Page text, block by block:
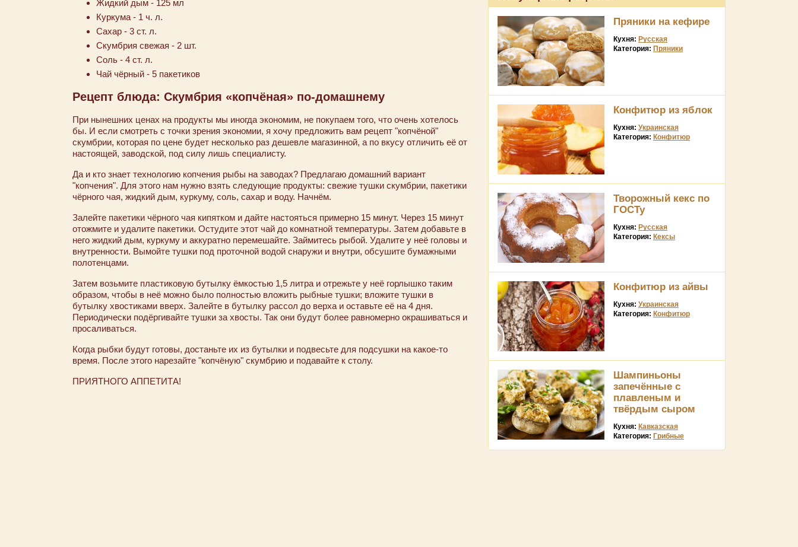
Жидкий дым - 125 мл
Куркума - 1 ч. л.
Сахар - 3 ст. л.
Скумбрия свежая - 2 шт.
Соль - 4 ст. л.
Чай чёрный - 5 пакетиков
Рецепт блюда: Скумбрия «копчёная» по-домашнему
При нынешних ценах на продукты мы иногда экономим, не покупаем того, что очень хотелось
бы. И если смотреть с точки зрения экономии, я хочу предложить вам рецепт "копчёной"
скумбрии, которая по цене будет несколько раз дешевле магазинной, а по вкусу отличить её от
настоящей, заводской, под силу лишь специалисту.
Да и кто знает технологию копчения рыбы на заводах? Предлагаю домашний вариант
"копчения". Для этого нам нужно взять следующие продукты: свежие тушки скумбрии, пакетики
чёрного чая, жидкий дым, куркуму, соль, сахар и воду. Начнём.
Залейте пакетики чёрного чая кипятком и дайте настояться примерно 15 минут. Через 15 минут
отожмите и удалите пакетики. Остудите этот чай до комнатной температуры. Затем добавьте в
него жидкий дым, куркуму и аккуратно перемешайте. Займитесь рыбой. Удалите у неё головы и
внутренности. Вымойте тушки под проточной водой снаружи и внутри, обсушите бумажными
полотенцами.
Затем возьмите пластиковую бутылку ёмкостью 1,5 литра и отрежьте у неё горлышко таким
образом, чтобы в неё можно было полностью вложить рыбные тушки; вложите тушки в
бутылку хвостиками вверх. Залейте в бутылку рассол до верха и оставьте её на 4 дня.
Периодически подёргивайте тушки за хвосты. Так они будут более равномерно окрашиваться и
просаливаться.
Когда рыбки будут готовы, достаньте их из бутылки и подвесьте для подсушки на какое-то
время. После этого нарезайте "копчёную" скумбрию и подавайте к столу.
ПРИЯТНОГО АППЕТИТА!
Пряники на кефире
Кухня: Русская
Категория: Пряники
Конфитюр из яблок
Кухня: Украинская
Категория: Конфитюр
Творожный кекс по
ГОСТу
Кухня: Русская
Категория: Кексы
Конфитюр из айвы
Кухня: Украинская
Категория: Конфитюр
Шампиньоны
запечённые с
плавленым и
твёрдым сыром
Кухня: Кавказская
Категория: Грибные